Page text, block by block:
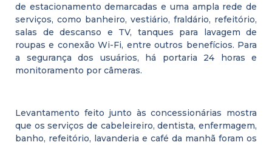
de estacionamento demarcadas e uma ampla rede de
serviços, como banheiro, vestiário, fraldário, refeitório,
salas de descanso e TV, tanques para lavagem de
roupas e conexão Wi-Fi, entre outros benefícios. Para
a segurança dos usuários, há portaria 24 horas e
monitoramento por câmeras.
Levantamento feito junto às concessionárias mostra
que os serviços de cabeleireiro, dentista, enfermagem,
banho, refeitório, lavanderia e café da manhã foram os